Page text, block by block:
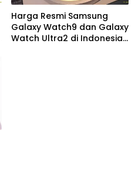
Harga Resmi Samsung
Galaxy Watch9 dan Galaxy
Watch Ultra2 di Indonesia,